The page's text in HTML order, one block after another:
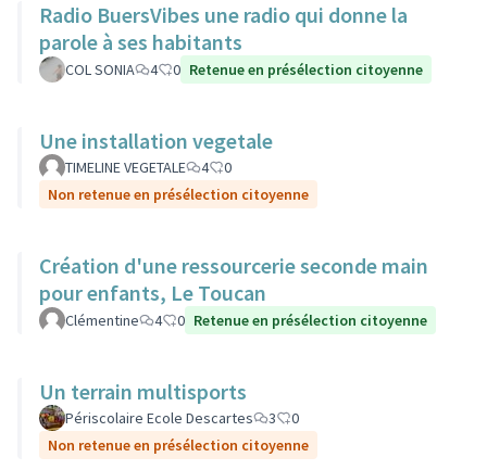
Radio BuersVibes une radio qui donne la
parole à ses habitants
COL SONIA 4 0 Retenue en présélection citoyenne
Une installation vegetale
TIMELINE VEGETALE 4
0
Non retenue en présélection citoyenne
Création d'une ressourcerie seconde main
pour enfants, Le Toucan
Clémentine 4 0 Retenue en présélection citoyenne
Un terrain multisports
Périscolaire Ecole Descartes 3
0
Non retenue en présélection citoyenne